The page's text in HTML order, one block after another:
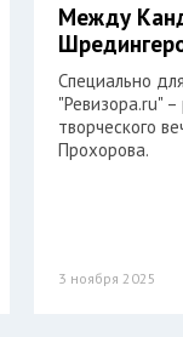
Между
Специально для
"Ревизора.ru"
творческого
Прохорова.
3 ноября 2025